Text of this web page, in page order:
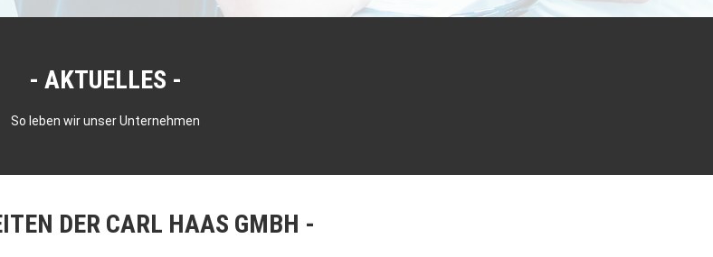
AKTUELLES
So leben wir unser Unternehmen
DER CARL HAAS GMBH